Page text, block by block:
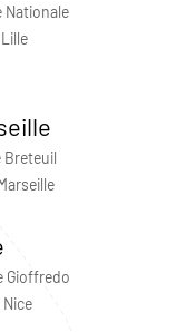
Nationale
Breteuil
Gioffredo